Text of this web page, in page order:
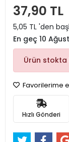
37,90 TL
5,05 TL 'den
En geç 10
Ürün
Favorilerime
Hızlı Gönderi